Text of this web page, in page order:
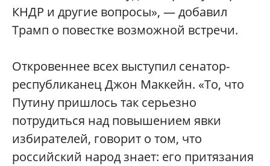
КНДР и другие вопросы», — добавил
Трамп о повестке возможной встречи.
Откровеннее всех выступил сенатор-
республиканец Джон Маккейн. «То, что
Путину пришлось так серьезно
потрудиться над повышением явки
избирателей, говорит о том, что
российский народ знает: его притязания